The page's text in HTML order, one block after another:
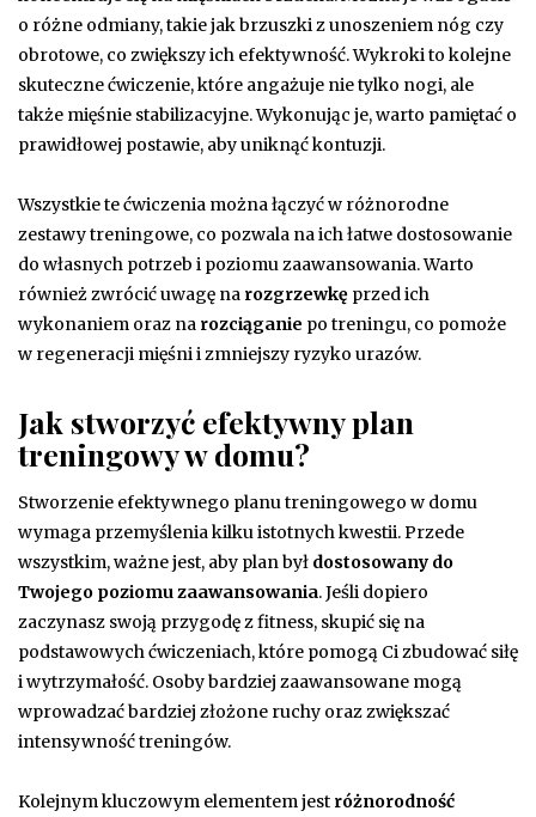
o różne odmiany, takie jak brzuszki z unoszeniem nóg czy
obrotowe, co zwiększy ich efektywność. Wykroki to kolejne
skuteczne ćwiczenie, które angażuje nie tylko nogi, ale
także mięśnie stabilizacyjne. Wykonując je, warto pamiętać o
prawidłowej postawie, aby uniknąć kontuzji.
Wszystkie te ćwiczenia można łączyć w różnorodne
zestawy treningowe, co pozwala na ich łatwe dostosowanie
do własnych potrzeb i poziomu zaawansowania. Warto
również zwrócić uwagę na rozgrzewkę przed ich
wykonaniem oraz na rozciąganie po treningu, co pomoże
w regeneracji mięśni i zmniejszy ryzyko urazów.
Jak stworzyć efektywny plan
treningowy w domu?
Stworzenie efektywnego planu treningowego w domu
wymaga przemyślenia kilku istotnych kwestii. Przede
wszystkim, ważne jest, aby plan był dostosowany do
Twojego poziomu zaawansowania. Jeśli dopiero
zaczynasz swoją przygodę z fitness, skupić się na
podstawowych ćwiczeniach, które pomogą Ci zbudować siłę
i wytrzymałość. Osoby bardziej zaawansowane mogą
wprowadzać bardziej złożone ruchy oraz zwiększać
intensywność treningów.
Kolejnym kluczowym elementem jest różnorodność